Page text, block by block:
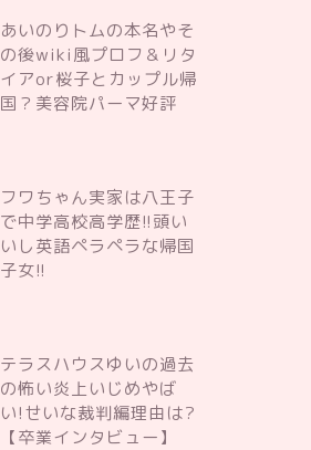
あいのりトムの本名やそ
の後wiki風プロフ＆リタ
イアor桜子とカップル帰
国？美容院パーマ好評
フワちゃん実家は八王子
で中学高校高学歴!!頭い
いし英語ペラペラな帰国
子女!!
テラスハウスゆいの過去
の怖い炎上いじめやば
い!せいな裁判編理由は?
【卒業インタビュー】